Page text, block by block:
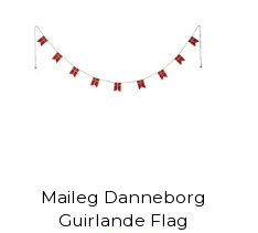
Maileg Danneborg
Guirlande Flag